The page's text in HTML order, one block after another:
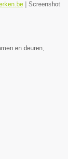
Screenshot
en deuren,